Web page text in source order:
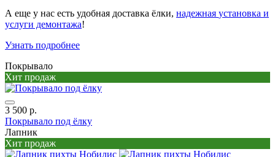
А еще у нас есть удобная доставка ёлки, надежная установка и
услуги демонтажа!
Узнать подробнее
Покрывало
Хит продаж
3 500 р.
Покрывало под ёлку
Лапник
Хит продаж